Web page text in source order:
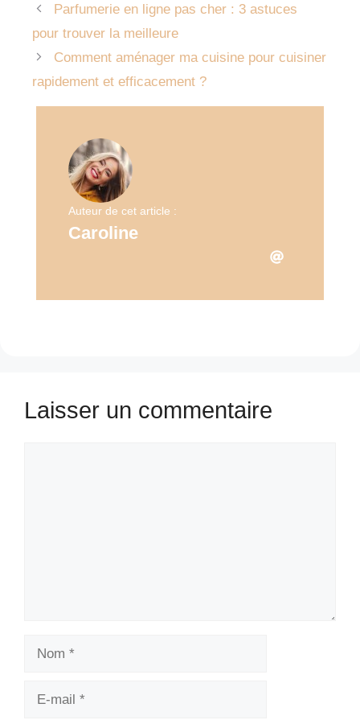
Parfumerie en ligne pas cher : 3 astuces
pour trouver la meilleure
Comment aménager ma cuisine pour cuisiner
rapidement et efficacement ?
Auteur de cet article :
Caroline
Laisser un commentaire